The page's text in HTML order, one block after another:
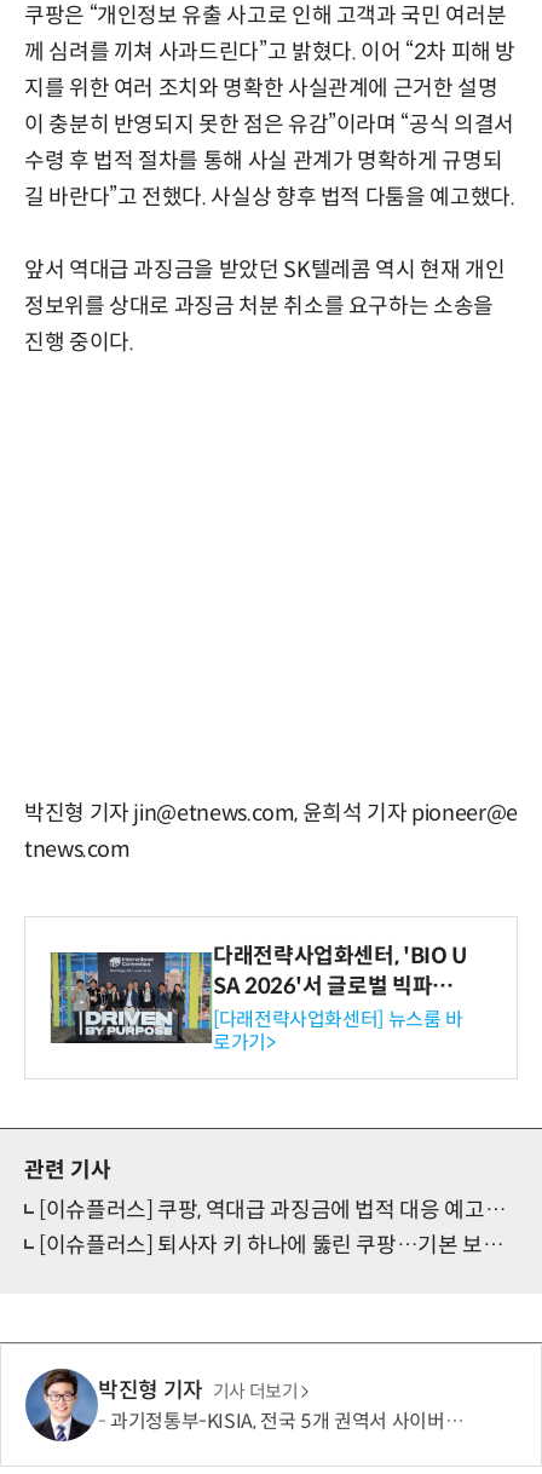
쿠팡은 “개인정보 유출 사고로 인해 고객과 국민 여러분
께 심려를 끼쳐 사과드린다”고 밝혔다. 이어 “2차 피해 방
지를 위한 여러 조치와 명확한 사실관계에 근거한 설명
이 충분히 반영되지 못한 점은 유감”이라며 “공식 의결서
수령 후 법적 절차를 통해 사실 관계가 명확하게 규명되
길 바란다”고 전했다. 사실상 향후 법적 다툼을 예고했다.
앞서 역대급 과징금을 받았던 SK텔레콤 역시 현재 개인
정보위를 상대로 과징금 처분 취소를 요구하는 소송을
진행 중이다.
박진형 기자 jin@etnews.com, 윤희석 기자 pioneer@e
tnews.com
다래전략사업화센터, 'BIO U
SA 2026'서 글로벌 빅파마
와의 비즈니스 미팅 지원…K
-바이오 해외 진출 교두보 확
보
[다래전략사업화센터] 뉴스룸 바
로가기>
관련 기사
[이슈플러스] 쿠팡, 역대급 과징금에 법적 대응 예고…형평성 논란도 '점화'
[이슈플러스] 퇴사자 키 하나에 뚫린 쿠팡…기본 보안 부실에 '6000억' 철퇴
박진형 기자 기사 더보기
과기정통부-KISIA, 전국 5개 권역서 사이버보안 교육